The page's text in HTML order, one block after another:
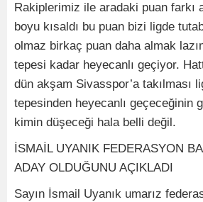
Rakiplerimiz ile aradaki puan farkı
boyu kısaldı bu puan bizi ligde
olmaz birkaç puan daha almak
tepesi kadar heyecanlı geçiyor.
dün akşam Sivasspor’a takılması
tepesinden heyecanlı geçeceğinin
kimin düşeceği hala belli değil.
İSMAİL UYANIK FEDERASYON
ADAY OLDUĞUNU AÇIKLADI
Sayın İsmail Uyanık umarız